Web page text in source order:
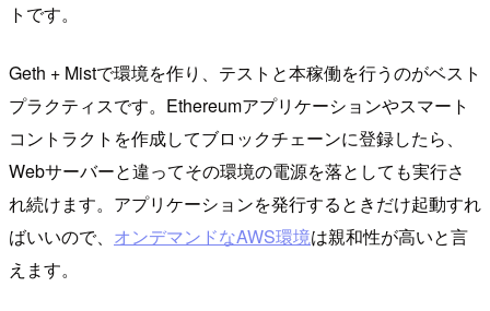
トです。
Geth + Mistで環境を作り、テストと本稼働を行うのがベスト
プラクティスです。Ethereumアプリケーションやスマート
コントラクトを作成してブロックチェーンに登録したら、
Webサーバーと違ってその環境の電源を落としても実行さ
れ続けます。アプリケーションを発行するときだけ起動すれ
ばいいので、 オンデマンドなAWS環境は親和性が高いと言
えます。